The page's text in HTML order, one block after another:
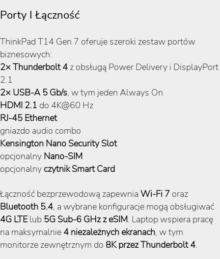
Porty I Łączność
ThinkPad T14 Gen 7 oferuje szeroki zestaw portów
biznesowych:
2× Thunderbolt 4 z obsługą Power Delivery i DisplayPort
2.1
2× USB-A 5 Gb/s, w tym jeden Always On
HDMI 2.1 do 4K@60 Hz
RJ-45 Ethernet
gniazdo audio combo
Kensington Nano Security Slot
opcjonalny Nano-SIM
opcjonalny czytnik Smart Card
Łączność bezprzewodową zapewnia Wi-Fi 7 oraz
Bluetooth 5.4, a wybrane konfiguracje mogą obsługiwać
4G LTElub 5G Sub-6 GHz z eSIM. Laptop wspiera pracę
na maksymalnie 4 niezależnych ekranach, w tym
monitorze zewnętrznym do 8K przez Thunderbolt 4.